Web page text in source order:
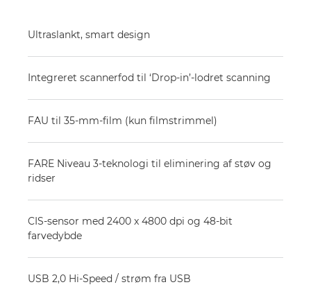
Ultraslankt, smart design
Integreret scannerfod til ‘Drop-in’-lodret scanning
FAU til 35-mm-film (kun filmstrimmel)
FARE Niveau 3-teknologi til eliminering af støv og
ridser
CIS-sensor med 2400 x 4800 dpi og 48-bit
farvedybde
USB 2,0 Hi-Speed / strøm fra USB